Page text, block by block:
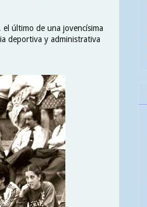
último de una jovencísima
deportiva y administrativa